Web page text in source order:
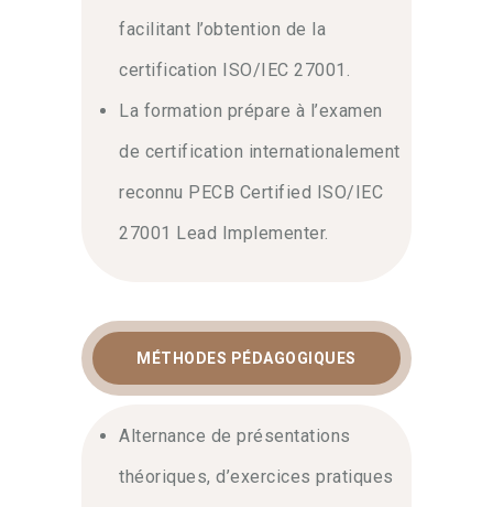
facilitant l’obtention de la
certification ISO/IEC 27001.
La formation prépare à l’examen
de certification internationalement
reconnu PECB Certified ISO/IEC
27001 Lead Implementer.
MÉTHODES PÉDAGOGIQUES
Alternance de présentations
théoriques, d’exercices pratiques